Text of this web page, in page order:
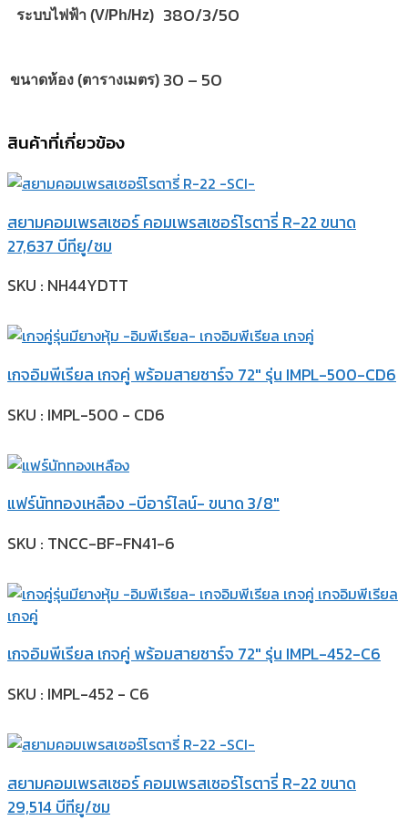
ระบบไฟฟ้า (V/Ph/Hz) 380/3/50
ขนาดห้อง (ตารางเมตร) 30 – 50
สินค้าที่เกี่ยวข้อง
สยามคอมเพรสเซอร์ คอมเพรสเซอร์โรตารี่ R-22 ขนาด
27,637 บีทียู/ชม
SKU : NH44YDTT
เกจอิมพีเรียล เกจคู่ พร้อมสายชาร์จ 72″ รุ่น IMPL-500-CD6
SKU : IMPL-500 - CD6
แฟร์นัททองเหลือง -บีอาร์ไลน์- ขนาด 3/8″
SKU : TNCC-BF-FN41-6
เกจอิมพีเรียล เกจคู่ พร้อมสายชาร์จ 72″ รุ่น IMPL-452-C6
SKU : IMPL-452 - C6
สยามคอมเพรสเซอร์ คอมเพรสเซอร์โรตารี่ R-22 ขนาด
29,514 บีทียู/ชม